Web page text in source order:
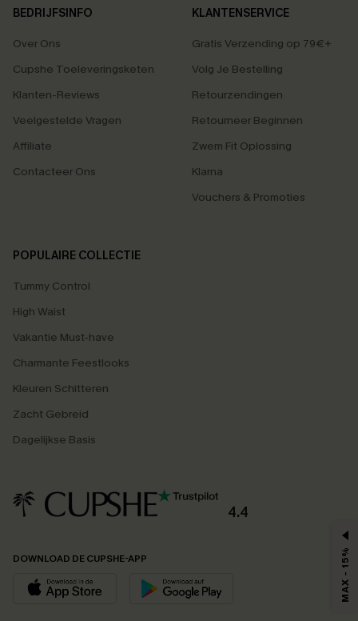
BEDRIJFSINFO
Over Ons
Cupshe Toeleveringsketen
Klanten-Reviews
Veelgestelde Vragen
Affiliate
Contacteer Ons
KLANTENSERVICE
Gratis Verzending op 79€+
Volg Je Bestelling
Retourzendingen
Retourneer Beginnen
Zwem Fit Oplossing
Klarna
Vouchers & Promoties
POPULAIRE COLLECTIE
Tummy Control
High Waist
Vakantie Must-have
Charmante Feestlooks
Kleuren Schitteren
Zacht Gebreid
Dagelijkse Basis
4.4
DOWNLOAD DE CUPSHE-APP MAX - 15%